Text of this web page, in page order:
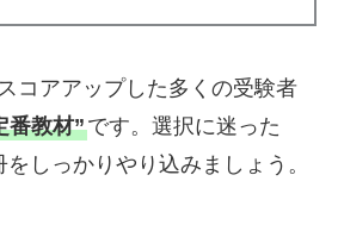
コアアップした多くの受験者
番教材”です。選択に迷った
しっかりやり込みましょう。